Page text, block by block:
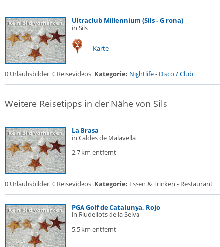
Ultraclub Millennium (Sils - Girona)
in Sils
Karte
0 Urlaubsbilder 0 Reisevideos Kategorie: Nightlife- Disco / Club
Weitere Reisetipps in der Nähe von Sils
La Brasa
in Caldes de Malavella
2,7 km entfernt
0 Urlaubsbilder 0 Reisevideos Kategorie: Essen & Trinken - Restaurant
PGA Golf de Catalunya, Rojo
in Riudellots de la Selva
5,5 km entfernt